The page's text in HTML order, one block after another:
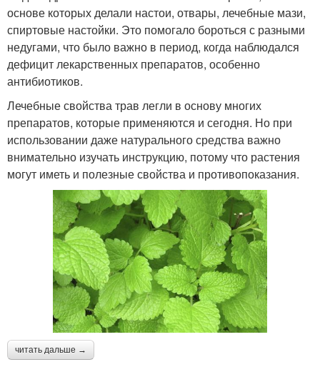
основе которых делали настои, отвары, лечебные мази,
спиртовые настойки. Это помогало бороться с разными
недугами, что было важно в период, когда наблюдался
дефицит лекарственных препаратов, особенно
антибиотиков.
Лечебные свойства трав легли в основу многих
препаратов, которые применяются и сегодня. Но при
использовании даже натурального средства важно
внимательно изучать инструкцию, потому что растения
могут иметь и полезные свойства и противопоказания.
читать дальше →